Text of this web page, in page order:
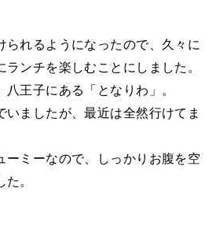
られるようになったので、久々に
ンチを楽しむことにしました。
王子にある「となりわ」。
いましたが、最近は全然行けてま
ーミーなので、しっかりお腹を空
。